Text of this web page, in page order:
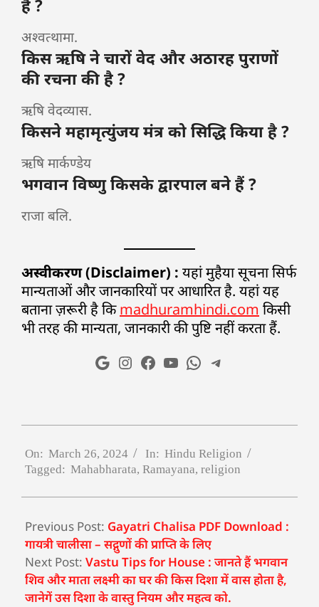
है ?
अश्वत्थामा.
किस ऋषि ने चारों वेद और अठारह पुराणों
की रचना की है ?
ऋषि वेदव्यास.
किसने महामृत्युंजय मंत्र को सिद्धि किया है ?
ऋषि मार्कण्डेय
भगवान विष्णु किसके द्वारपाल बने हैं ?
राजा बलि.
अस्वीकरण (Disclaimer) : यहां मुहैया सूचना सिर्फ
मान्यताओं और जानकारियों पर आधारित है. यहां यह
बताना ज़रूरी है किmadhuramhindi.com किसी
भी तरह की मान्यता, जानकारी की पुष्टि नहीं करता हैं.
On: March 26, 2024 In: Hindu Religion
Tagged: Mahabharata, Ramayana, religion
Previous Post: Gayatri Chalisa PDF Download :
गायत्री चालीसा – सद्गुणों की प्राप्ति के लिए
Next Post: Vastu Tips for House : जानते हैं भगवान
शिव और माता लक्ष्मी का घर की किस दिशा में वास होता है,
जानेगें उस दिशा के वास्तु नियम और महत्व को.